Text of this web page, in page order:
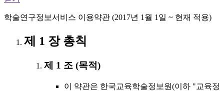
학술연구정보서비스 이용약관 (2017년 1월 1일 ~ 현재 적용)
제 1 장 총칙
제 1 조 (목적)
이 약관은 한국교육학술정보원(이하 "교육정